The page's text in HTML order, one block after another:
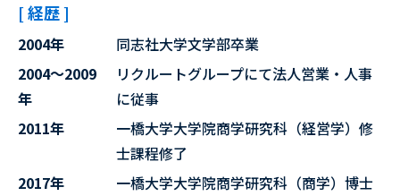
[ 経歴 ]
2004年
同志社大学文学部卒業
2004～2009
年
リクルートグループにて法人営業・人事
に従事
2011年
一橋大学大学院商学研究科（経営学）修
士課程修了
2017年
一橋大学大学院商学研究科（商学）博士